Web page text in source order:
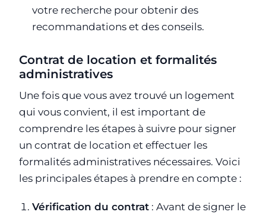
votre recherche pour obtenir des
recommandations et des conseils.
Contrat de location et formalités
administratives
Une fois que vous avez trouvé un logement
qui vous convient, il est important de
comprendre les étapes à suivre pour signer
un contrat de location et effectuer les
formalités administratives nécessaires. Voici
les principales étapes à prendre en compte :
Vérification du contrat : Avant de signer le